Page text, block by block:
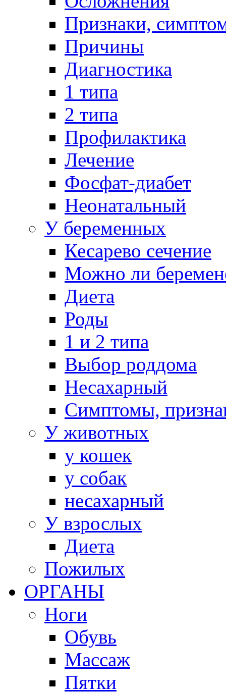
Признаки,
Причины
Диагностика
1 типа
2 типа
Профилактика
Лечение
Фосфат-диабет
Неонатальный
У беременных
Кесарево сечение
Можно ли
Диета
Роды
1 и 2 типа
Выбор роддома
Несахарный
Симптомы,
У животных
у кошек
у собак
несахарный
У взрослых
Диета
Пожилых
ОРГАНЫ
Ноги
Обувь
Массаж
Пятки